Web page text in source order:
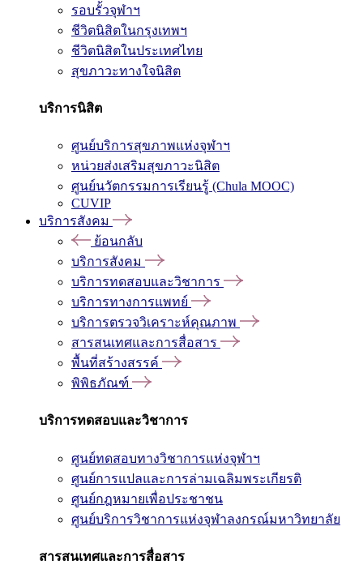
รอบรั้วจุฬาฯ
ชีวิตนิสิตในกรุงเทพฯ
ชีวิตนิสิตในประเทศไทย
สุขภาวะทางใจนิสิต
บริการนิสิต
ศูนย์บริการสุขภาพแห่งจุฬาฯ
หน่วยส่งเสริมสุขภาวะนิสิต
ศูนย์นวัตกรรมการเรียนรู้ (Chula MOOC)
CUVIP
บริการสังคม
ย้อนกลับ
บริการสังคม
บริการทดสอบและวิชาการ
บริการทางการแพทย์
บริการตรวจวิเคราะห์คุณภาพ
สารสนเทศและการสื่อสาร
พื้นที่สร้างสรรค์
พิพิธภัณฑ์
บริการทดสอบและวิชาการ
ศูนย์ทดสอบทางวิชาการแห่งจุฬาฯ
ศูนย์การแปลและการล่ามเฉลิมพระเกียรติ
ศูนย์กฎหมายเพื่อประชาชน
ศูนย์บริการวิชาการแห่งจุฬาลงกรณ์มหาวิทยาลัย
สารสนเทศและการสื่อสาร